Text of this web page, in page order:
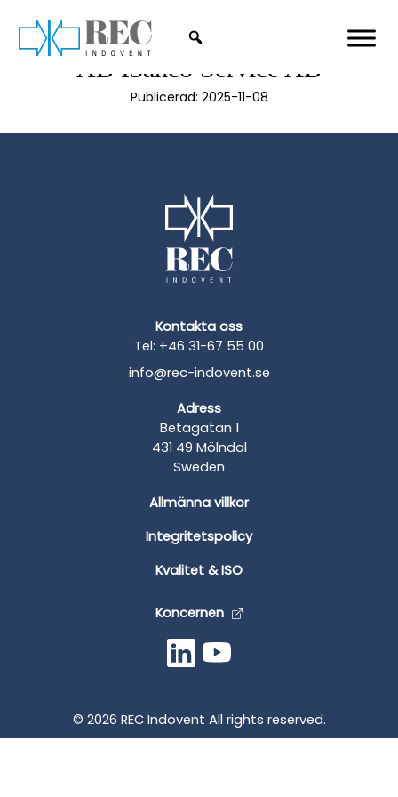
AB I3ahco Service AB
Publicerad: 2025-11-08
Kontakta oss
Tel: +46 31-67 55 00
info@rec-indovent.se
Adress
Betagatan 1
431 49 Mölndal
Sweden
Allmänna villkor
Integritetspolicy
Kvalitet & ISO
Koncernen
© 2026 REC Indovent All rights reserved.